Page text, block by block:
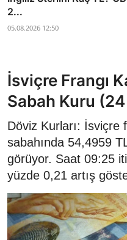
2...
05.08.2026 12:50
İsviçre Frangı
Sabah Kuru
Döviz Kurları: İsviçre
sabahında 54,4959
görüyor. Saat 09:25
yüzde 0,21 artış